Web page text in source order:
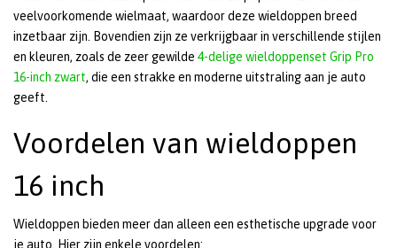
veelvoorkomende wielmaat, waardoor deze wieldoppen breed
inzetbaar zijn. Bovendien zijn ze verkrijgbaar in verschillende stijlen
en kleuren, zoals de zeer gewilde 4-delige wieldoppenset Grip Pro
16-inch zwart, die een strakke en moderne uitstraling aan je auto
geeft.
Voordelen van wieldoppen
16 inch
Wieldoppen bieden meer dan alleen een esthetische upgrade voor
je auto. Hier zijn enkele voordelen: